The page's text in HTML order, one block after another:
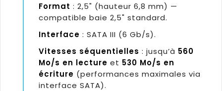
Format : 2,5" (hauteur 6,8 mm) —
compatible baie 2,5" standard.
Interface : SATA III (6 Gb/s).
Vitesses séquentielles : jusqu’à 560
Mo/s en lecture et 530 Mo/s en
écriture (performances maximales via
interface SATA).